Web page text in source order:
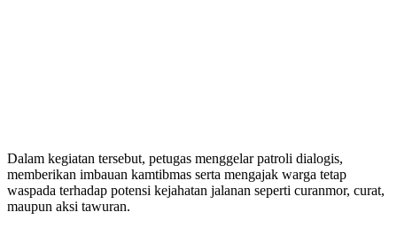
Dalam kegiatan tersebut, petugas menggelar patroli dialogis,
memberikan imbauan kamtibmas serta mengajak warga tetap
waspada terhadap potensi kejahatan jalanan seperti curanmor, curat,
maupun aksi tawuran.